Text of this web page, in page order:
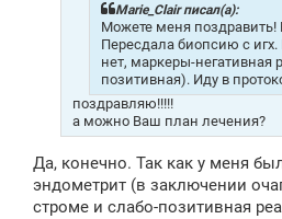
Marie_Clair писал(а):
Можете меня
Пересдала биопсию с
нет, маркеры-негативная
позитивная). Иду в
поздравляю!!!!!
а можно Ваш план лечения?
Да, конечно. Так как у меня
эндометрит (в заключении
строме и слабо-позитивная